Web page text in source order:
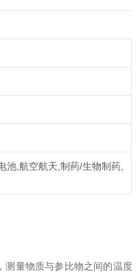
池,航空航天,制药/生物制药,
测量物质与参比物之间的温度